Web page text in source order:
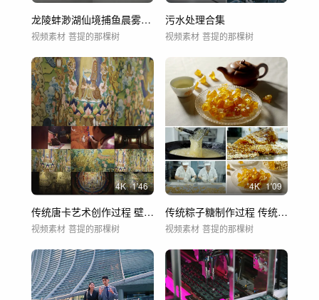
龙陵蚌渺湖仙境捕鱼晨雾缥缈
视频素材 菩提的那棵树
污水处理合集
视频素材 菩提的那棵树
4K 1'46
传统唐卡艺术创作过程 壁画 画师 佛像
视频素材 菩提的那棵树
4K 1'09
传统粽子糖制作过程 传统工艺熬糖传统美食
视频素材 菩提的那棵树